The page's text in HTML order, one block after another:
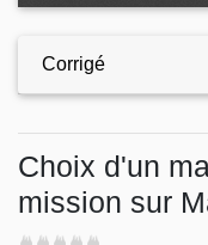
Corrigé
Choix d'un
mission sur